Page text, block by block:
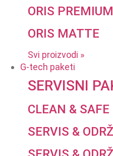
ORIS
ORIS MATTE
Svi proizvodi »
G-tech paketi
SERVISNI
CLEAN & SAFE
SERVIS &